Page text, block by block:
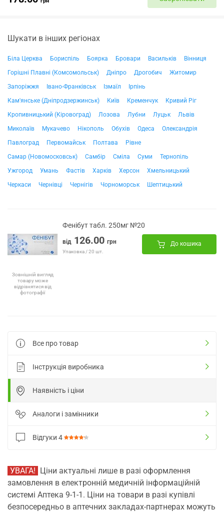
Шукати в інших регіонах
Біла Церква Бориспіль Боярка Бровари Васильків
Вінниця
Горішні Плавні (Комсомольськ)
Дніпро Дрогобич
Житомир
Запоріжжя
Івано-Франківськ Ізмаїл
Ірпінь
Кам'янське (Дніпродзержинськ)
Київ Кременчук
Кривий Ріг
Кропивницький (Кіровоград)
Лозова Лубни Луцьк
Львів
Миколаїв
Мукачево Нікополь Обухів Одеса
Олександрія
Павлоград
Первомайськ Полтава
Рівне
Самар (Новомосковськ)
Самбір Сміла Суми
Тернопіль
Ужгород
Умань Фастів Харків Херсон
Хмельницький
Черкаси
Чернівці Чернігів Чорноморськ Шептицький
Зовнішній вигляд
товару може
відрізнятися від
фотографії
Фенібут табл. 250мг №20
від 126.00 грн
Упаковка / 20 шт.
До кошика
Все про товар
Інструкція виробника
Наявність і ціни
Аналоги і замінники
Відгуки 4
УВАГА! Ціни актуальні лише в разі оформлення
замовлення в електронній медичній інформаційній
системі Аптека 9-1-1. Ціни на товари в разі купівлі
безпосередньо в аптечних закладах-партнерах можуть